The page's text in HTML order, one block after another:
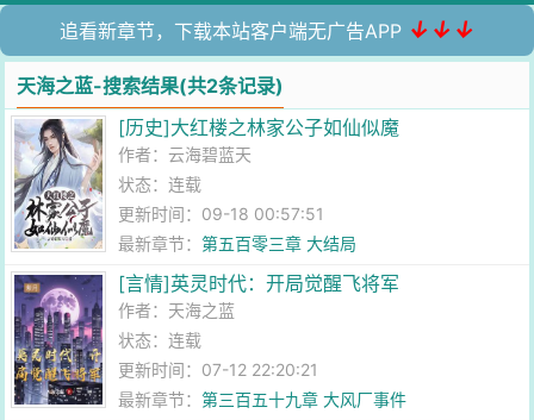
追看新章节，下载本站客户端无广告APP ↓↓↓
天海之蓝-搜索结果(共2条记录)
[历史]大红楼之林家公子如仙似魔
作者： 云海碧蓝天
状态：连载
更新时间：09-18 00:57:51
最新章节：第五百零三章 大结局
[言情]英灵时代：开局觉醒飞将军
作者： 天海之蓝
状态：连载
更新时间：07-12 22:20:21
最新章节：第三百五十九章 大风厂事件